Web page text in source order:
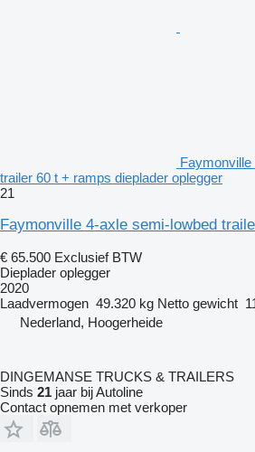
trailer 60 t + ramps dieplader oplegger
21
Faymonville 4-axle semi-lowbed
€ 65.500 Exclusief BTW
Dieplader oplegger
2020
Laadvermogen 49.320 kg Netto gewicht
Nederland, Hoogerheide
DINGEMANSE TRUCKS & TRAILERS
Sinds 21 jaar bij Autoline
Contact opnemen met verkoper